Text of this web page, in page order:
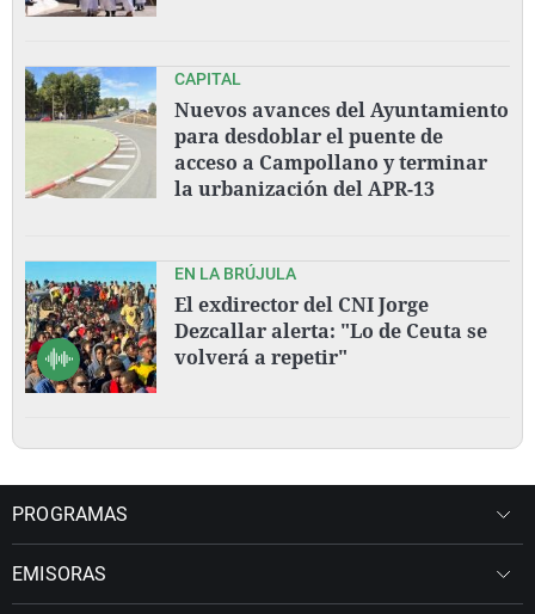
CAPITAL
Nuevos avances del Ayuntamiento
para desdoblar el puente de
acceso a Campollano y terminar
la urbanización del APR-13
EN LA BRÚJULA
El exdirector del CNI Jorge
Dezcallar alerta: "Lo de Ceuta se
volverá a repetir"
PROGRAMAS
EMISORAS